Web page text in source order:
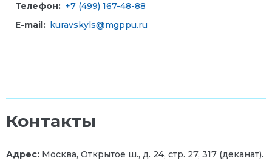
Телефон: +7 (499) 167-48-88
E-mail: kuravskyls@mgppu.ru
Контакты
Адрес: Москва, Открытое ш., д. 24, стр. 27, 317 (деканат).